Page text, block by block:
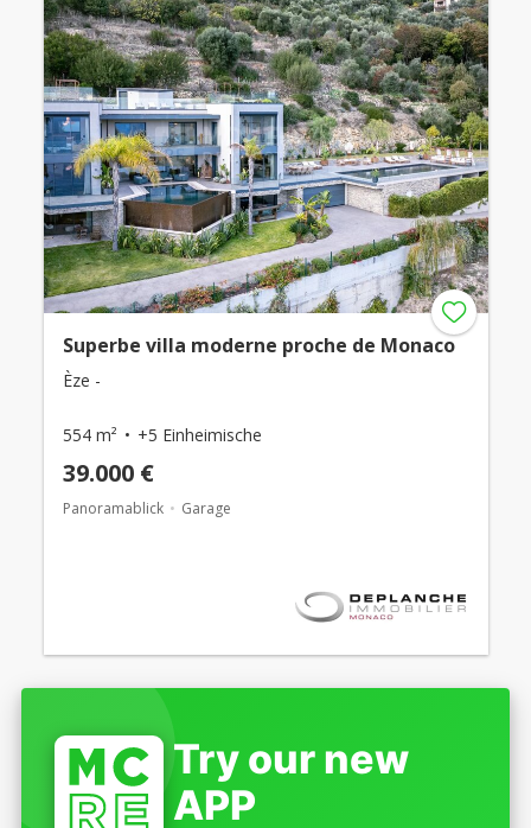
Superbe villa moderne proche de Monaco
Èze -
554 m² +5 Einheimische
39.000 €
Panoramablick Garage
Try our new
APP